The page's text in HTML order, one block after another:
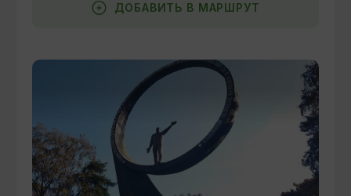
ДОБАВИТЬ В МАРШРУТ